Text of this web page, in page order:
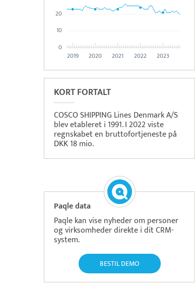
2019 2020 2021 2022 2023
0
10
20
KORT FORTALT
COSCO SHIPPING Lines Denmark A/S
blev etableret i 1991. I 2022 viste
regnskabet en bruttofortjeneste på
DKK 18 mio.
Paqle data
Paqle kan vise nyheder om personer
og virksomheder direkte i dit CRM-
system.
BESTIL DEMO